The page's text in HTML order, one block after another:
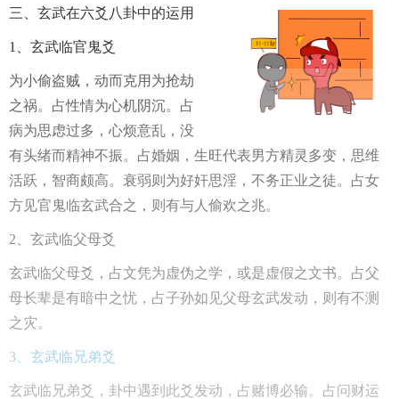
三、玄武在六爻八卦中的运用
1、玄武临官鬼爻
为小偷盗贼，动而克用为抢劫
之祸。占性情为心机阴沉。占
病为思虑过多，心烦意乱，没
有头绪而精神不振。占婚姻，生旺代表男方精灵多变，思维
活跃，智商颇高。衰弱则为好奸思淫，不务正业之徒。占女
方见官鬼临玄武合之，则有与人偷欢之兆。
2、玄武临父母爻
玄武临父母爻，占文凭为虚伪之学，或是虚假之文书。占父
母长辈是有暗中之忧，占子孙如见父母玄武发动，则有不测
之灾。
3、玄武临兄弟爻
玄武临兄弟爻，卦中遇到此爻发动，占赌博必输。占问财运